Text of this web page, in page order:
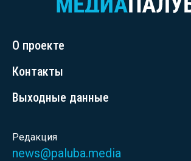
О проекте
Контакты
Выходные данные
Редакция
news@paluba.media